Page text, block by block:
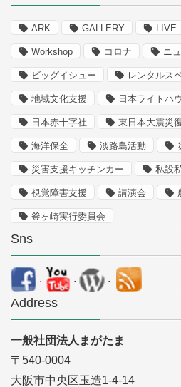
ARK GALLERY LIVE
Workshop コロナ ニ
ビッグイシュー レンタルス
地域文化支援 日本ライトハ
日本赤十字社 東日本大震災
海洋保全 淡路島活動
災害支援キッチンカー 私設
視覚障害支援 講演会
釜ヶ崎実行委員会
Sns
. . .
Address
一般社団法人まがたま
〒540-0004
大阪市中央区玉造1-4-14